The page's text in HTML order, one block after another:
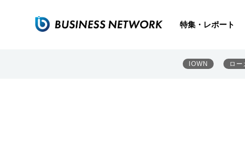
特集・レポート
IOWN ロー